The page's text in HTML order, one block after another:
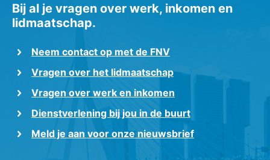
Bij al je vragen over werk, inkomen en
lidmaatschap.
Neem contact op met de FNV
Vragen over het lidmaatschap
Vragen over werk en inkomen
Dienstverlening bij jou in de buurt
Meld je aan voor onze nieuwsbrief